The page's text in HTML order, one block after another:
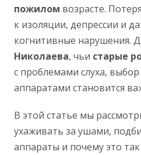
пожилом возрасте.
к изоляции, депрессии и
когнитивные нарушения.
Николаева, чьи старые
с проблемами слуха,
аппаратами становится
В этой статье мы
ухаживать за ушами,
аппараты и почему это